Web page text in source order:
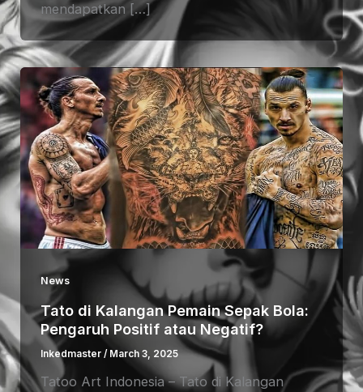
mendapatkan […]
News
Tato di Kalangan Pemain Sepak Bola:
Pengaruh Positif atau Negatif?
Inkedmaster / March 3, 2025
Tatoo Art Indonesia – Tato di Kalangan